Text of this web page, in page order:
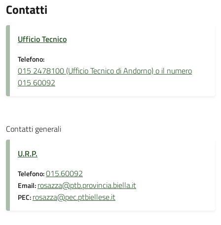
Contatti
Ufficio Tecnico
Telefono:
015 2478100 (Ufficio Tecnico di Andorno) o il numero
015 60092
Contatti generali
U.R.P.
Telefono:015.60092
Email:rosazza@ptb.provincia.biella.it
PEC:rosazza@pec.ptbiellese.it